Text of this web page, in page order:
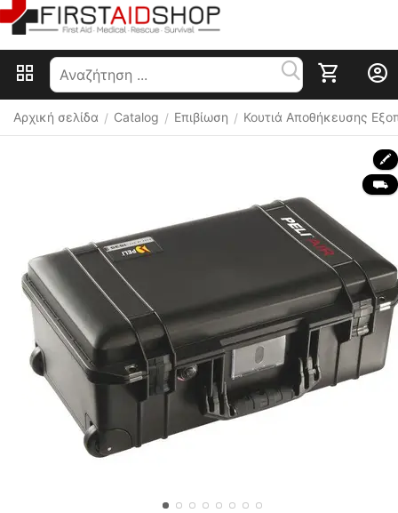
Αρχική σελίδα / Catalog / Επιβίωση / Κουτιά Αποθήκευσης
🖍
⛟